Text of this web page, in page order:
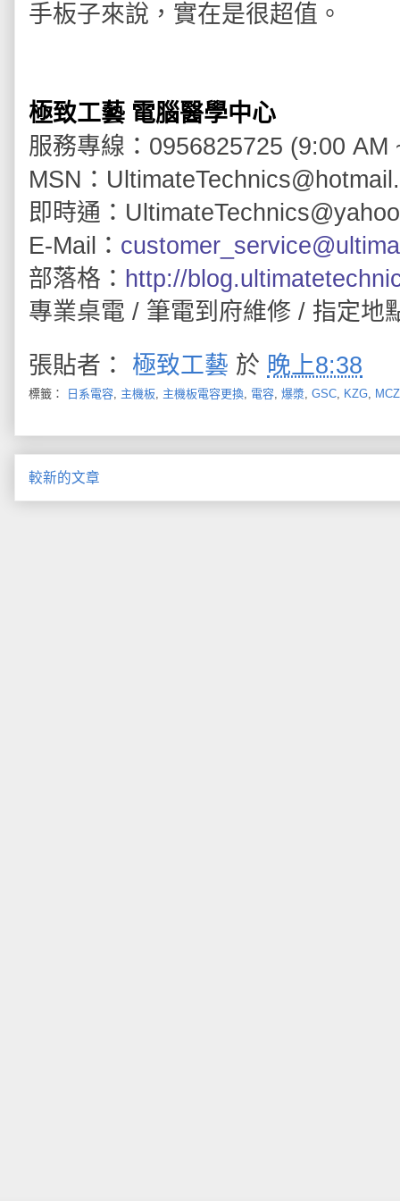
手板子來說，實在是很超值。
極致工藝 電腦醫學中心
服務專線 ： 0956825725 (9:00 AM
MSN ：
即時通 ：
E-Mail ：
部落格 ： http://
專業桌電 / 筆電到府維修 / 指定地
張貼者： 極致工藝 於 晚上8:38
標籤： 日系電容 主機板 主機板電容更換 電容 爆漿 GSC KZG MCZ
較新的文章